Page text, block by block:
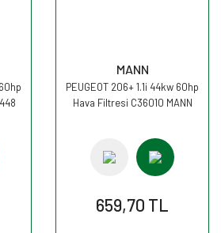
MANN
PEUGEOT 206+ 1.1i 44kw 60hp
Hava Filtresi C36010 MANN
659,70 TL